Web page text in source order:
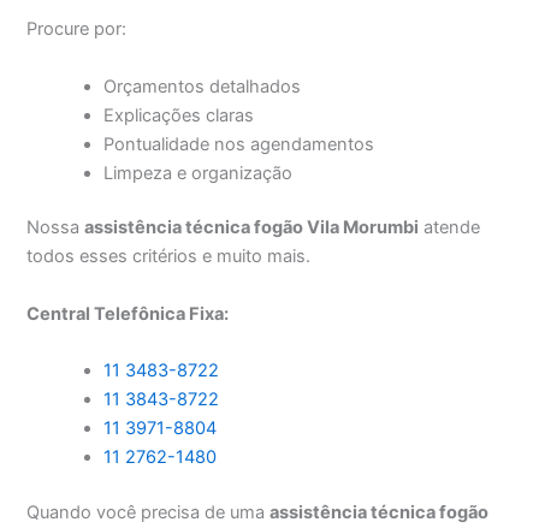
Procure por:
Orçamentos detalhados
Explicações claras
Pontualidade nos agendamentos
Limpeza e organização
Nossaassistência técnica fogão Vila Morumbi atende
todos esses critérios e muito mais.
Central Telefônica Fixa:
11 3483-8722
11 3843-8722
11 3971-8804
11 2762-1480
Quando você precisa de umaassistência técnica fogão